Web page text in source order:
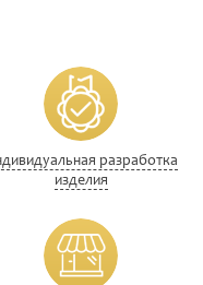
разработка
изделия